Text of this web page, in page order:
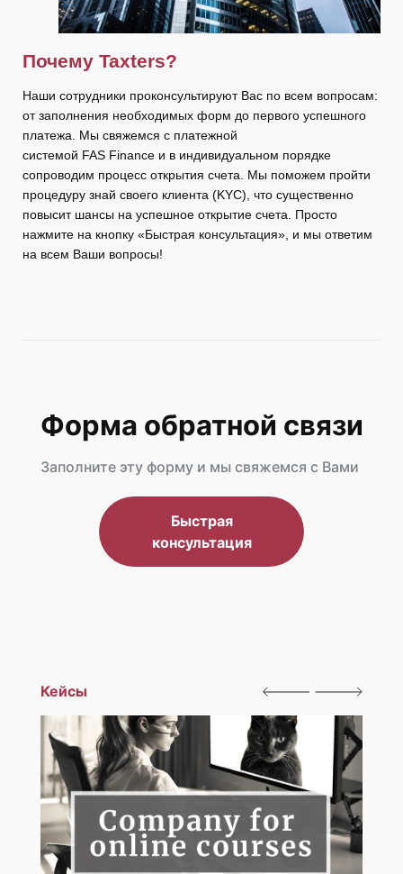
Почему Taxters?
Наши сотрудники проконсультируют Вас по всем вопросам:
от заполнения необходимых форм до первого успешного
платежа. Мы свяжемся с платежной
системой FAS Finance и в индивидуальном порядке
сопроводим процесс открытия счета. Мы поможем пройти
процедуру знай своего клиента (KYC), что существенно
повысит шансы на успешное открытие счета. Просто
нажмите на кнопку «Быстрая консультация», и мы ответим
на всем Ваши вопросы!
Форма обратной связи
Заполните эту форму и мы свяжемся с Вами
Быстрая
консультация
Кейсы